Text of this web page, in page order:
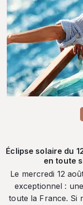
Éclipse solaire du
en toute
Le mercredi 12
exceptionnel :
toute la France. Si